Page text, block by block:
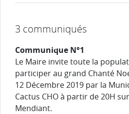
3 communiqués
Communique N°1
Le Maire invite toute la
participer au grand Chanté
12 Décembre 2019 par la
Cactus CHO à partir de 20H
Mendiant.